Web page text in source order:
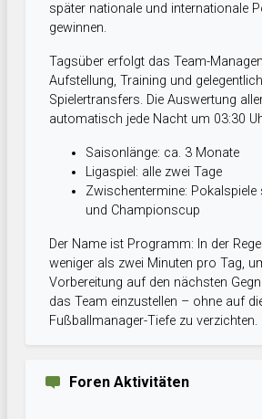
später nationale und internationale
gewinnen.
Tagsüber erfolgt das Team-
Aufstellung, Training und gelegentlich
Spielertransfers. Die Auswertung
automatisch jede Nacht um 03:30
Saisonlänge: ca. 3 Monate
Ligaspiel: alle zwei Tage
Zwischentermine:
und Championscup
Der Name ist Programm: In der
weniger als zwei Minuten pro Tag,
Vorbereitung auf den nächsten
das Team einzustellen – ohne auf
Fußballmanager-Tiefe zu verzichten.
Foren Aktivitäten